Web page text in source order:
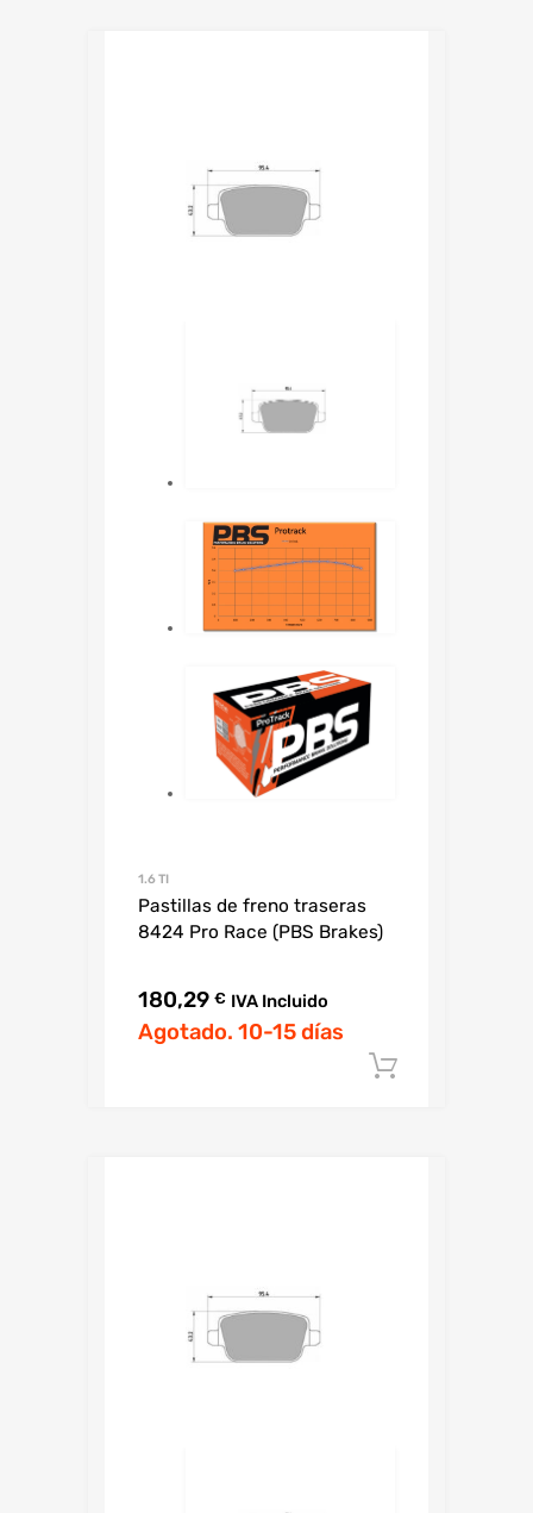
1.6 TI
Pastillas de freno traseras
8424 Pro Race (PBS Brakes)
180,29 € IVA Incluido
Agotado. 10-15 días